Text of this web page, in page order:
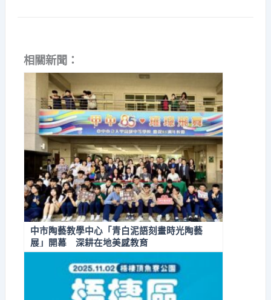
相關新聞：
中市陶藝教學中心「青白泥語刻畫時光陶藝
展」開幕 深耕在地美感教育